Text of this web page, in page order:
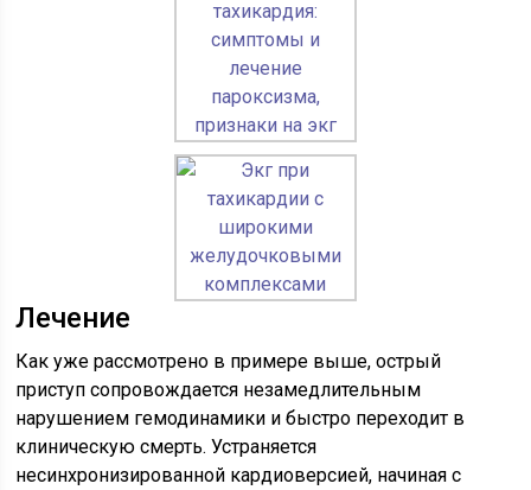
Лечение
Как уже рассмотрено в примере выше, острый
приступ сопровождается незамедлительным
нарушением гемодинамики и быстро переходит в
клиническую смерть. Устраняется
несинхронизированной кардиоверсией, начиная с